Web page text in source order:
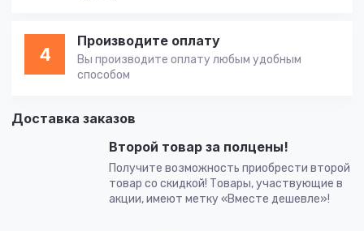
4
Производите оплату
Вы производите оплату любым удобным
способом
Доставка заказов
Второй товар за полцены!
Получите возможность приобрести второй
товар со скидкой! Товары, участвующие в
акции, имеют метку «Вместе дешевле»!